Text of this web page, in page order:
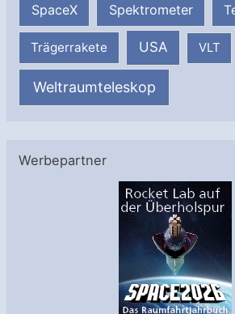
SpaceX Spektrometer
Trägerrakete USA VLT
Weltraumteleskop
Werbepartner